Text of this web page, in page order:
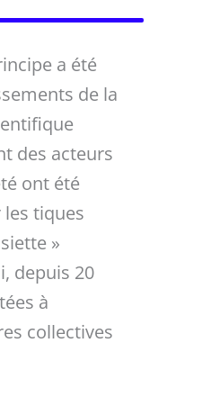
a été
de la
des acteurs
ont été
tiques
»
depuis 20
à
collectives